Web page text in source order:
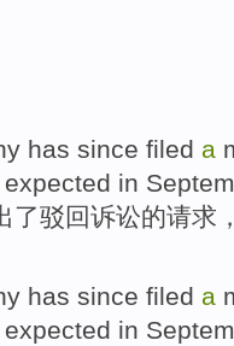
has since filed a
expected in
了驳回诉讼的请求
has since filed a
expected in